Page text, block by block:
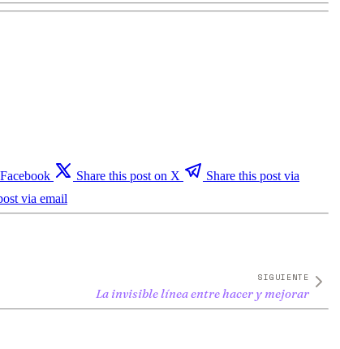
Share this post on X
Share this post via
via email
SIGUIENTE
La invisible línea entre hacer y mejorar